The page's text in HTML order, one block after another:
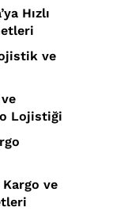
Hızlı
ve
ve
Lojistiği
Kargo ve